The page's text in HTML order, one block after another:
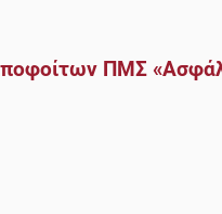
ΠΜΣ